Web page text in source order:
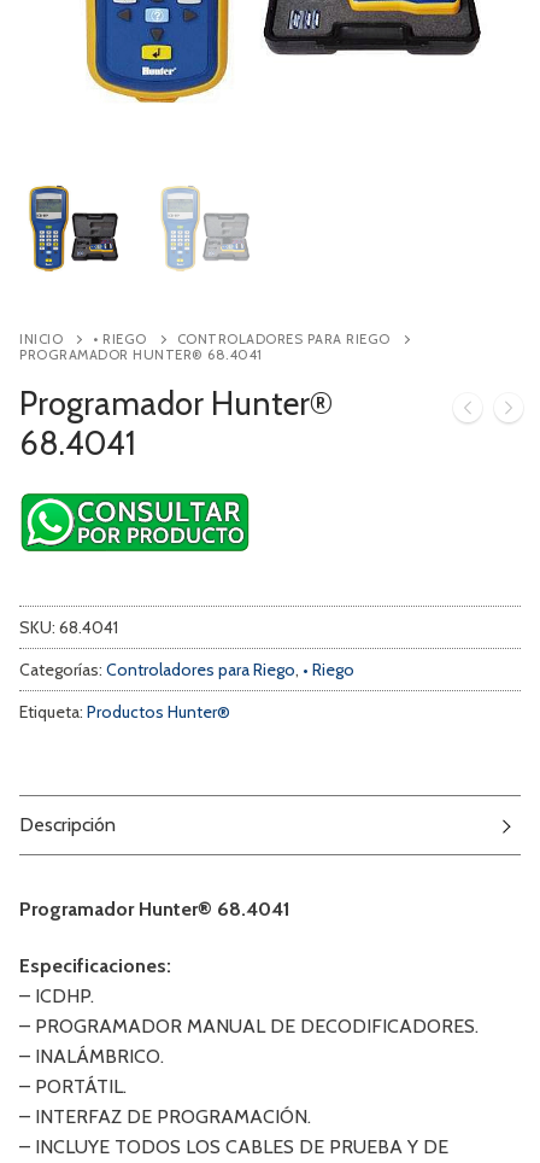
Contacto
INICIO • RIEGO
CONTROLADORES PARA RIEGO
PROGRAMADOR HUNTER® 68.4041
Programador Hunter®
68.4041
SKU: 68.4041
Categorías: Controladores para Riego, • Riego
Etiqueta: Productos Hunter®
Descripción
Programador Hunter® 68.4041
Especificaciones:
– ICDHP.
– PROGRAMADOR MANUAL DE DECODIFICADORES.
– INALÁMBRICO.
– PORTÁTIL.
– INTERFAZ DE PROGRAMACIÓN.
– INCLUYE TODOS LOS CABLES DE PRUEBA Y DE